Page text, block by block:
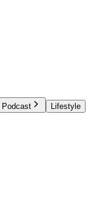
Podcast
Lifestyle